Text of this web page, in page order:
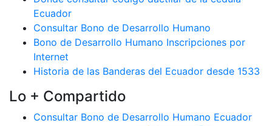
Ecuador
Consultar Bono de Desarrollo Humano
Bono de Desarrollo Humano Inscripciones por
Internet
Historia de las Banderas del Ecuador desde 1533
Lo + Compartido
Consultar Bono de Desarrollo Humano Ecuador